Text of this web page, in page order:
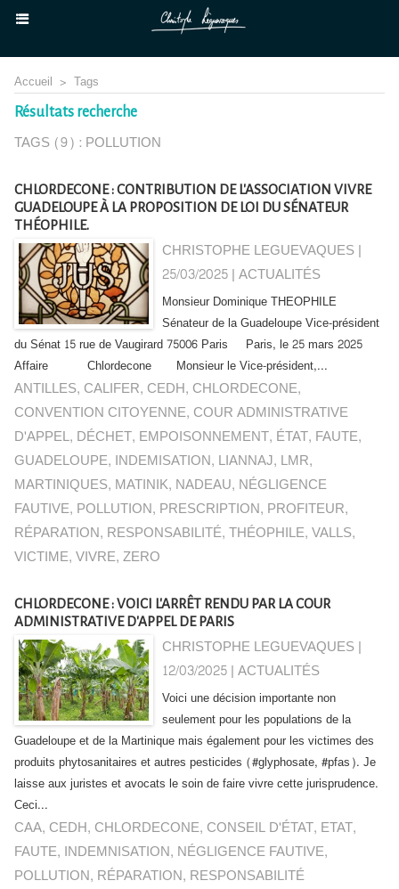
Accueil > Tags
Résultats recherche
TAGS (9) : POLLUTION
CHLORDECONE : CONTRIBUTION DE L'ASSOCIATION VIVRE
GUADELOUPE À LA PROPOSITION DE LOI DU SÉNATEUR
THÉOPHILE.
CHRISTOPHE LEGUEVAQUES |
25/03/2025|ACTUALITÉS
Monsieur Dominique THEOPHILE
Sénateur de la Guadeloupe Vice-président
du Sénat 15 rue de Vaugirard 75006 Paris Paris, le 25 mars 2025
Affaire Chlordecone Monsieur le Vice-président,...
ANTILLES, CALIFER, CEDH, CHLORDECONE,
CONVENTION CITOYENNE, COUR ADMINISTRATIVE
D'APPEL, DÉCHET, EMPOISONNEMENT, ÉTAT, FAUTE,
GUADELOUPE, INDEMISATION, LIANNAJ, LMR,
MARTINIQUES, MATINIK, NADEAU, NÉGLIGENCE
FAUTIVE, POLLUTION, PRESCRIPTION, PROFITEUR,
RÉPARATION, RESPONSABILITÉ,THÉOPHILE,VALLS,
VICTIME,VIVRE,ZERO
CHLORDECONE : VOICI L'ARRÊT RENDU PAR LA COUR
ADMINISTRATIVE D'APPEL DE PARIS
CHRISTOPHE LEGUEVAQUES |
12/03/2025|ACTUALITÉS
Voici une décision importante non
seulement pour les populations de la
Guadeloupe et de la Martinique mais également pour les victimes des
produits phytosanitaires et autres pesticides (#glyphosate, #pfas). Je
laisse aux juristes et avocats le soin de faire vivre cette jurisprudence.
Ceci...
CAA, CEDH, CHLORDECONE, CONSEIL D'ÉTAT, ETAT,
FAUTE, INDEMNISATION, NÉGLIGENCE FAUTIVE,
POLLUTION, RÉPARATION, RESPONSABILITÉ